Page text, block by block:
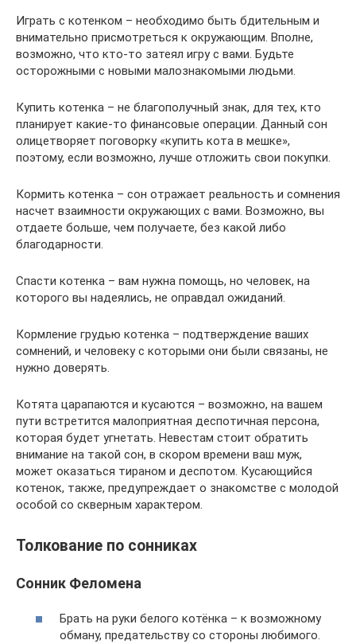
Играть с котенком – необходимо быть бдительным и
внимательно присмотреться к окружающим. Вполне,
возможно, что кто-то затеял игру с вами. Будьте
осторожными с новыми малознакомыми людьми.
Купить котенка – не благополучный знак, для тех, кто
планирует какие-то финансовые операции. Данный сон
олицетворяет поговорку «купить кота в мешке»,
поэтому, если возможно, лучше отложить свои покупки.
Кормить котенка – сон отражает реальность и сомнения
насчет взаимности окружающих с вами. Возможно, вы
отдаете больше, чем получаете, без какой либо
благодарности.
Спасти котенка – вам нужна помощь, но человек, на
которого вы надеялись, не оправдал ожиданий.
Кормление грудью котенка – подтверждение ваших
сомнений, и человеку с которыми они были связаны, не
нужно доверять.
Котята царапаются и кусаются – возможно, на вашем
пути встретится малоприятная деспотичная персона,
которая будет угнетать. Невестам стоит обратить
внимание на такой сон, в скором времени ваш муж,
может оказаться тираном и деспотом. Кусающийся
котенок, также, предупреждает о знакомстве с молодой
особой со скверным характером.
Толкование по сонниках
Сонник Феломена
Брать на руки белого котёнка – к возможному
обману, предательству со стороны любимого.